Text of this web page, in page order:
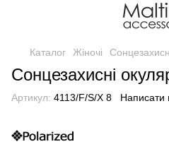
Каталог Жіночі
Сонцезахисні
Артикул: 4113/F/S/X 8 Написати